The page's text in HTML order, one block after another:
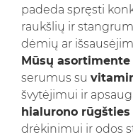
padeda spręsti
raukšlių ir
dėmių ar
Mūsų asortimente
serumus su
švytėjimui ir
hialurono rūgšties
drėkinimui ir odos